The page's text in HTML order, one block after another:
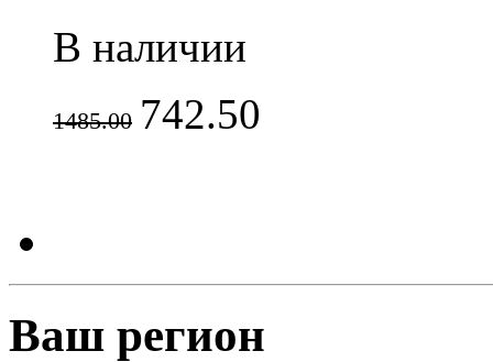
В наличии
1485.00 742.50
Ваш регион